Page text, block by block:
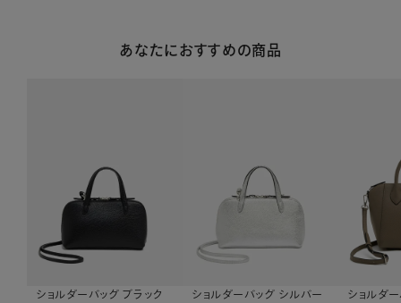
あなたにおすすめの商品
ショルダーバッグ ブラック ショルダーバッグ シルバー ショルダ